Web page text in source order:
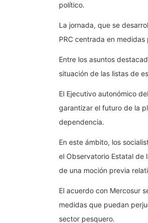
político.
La jornada, que se
PRC centrada en
Entre los asuntos
situación de las listas de
El Ejecutivo autonómico
garantizar el futuro de la
dependencia.
En este ámbito, los
el Observatorio Estatal de
de una moción previa
El acuerdo con Mercosur
medidas que puedan
sector pesquero.